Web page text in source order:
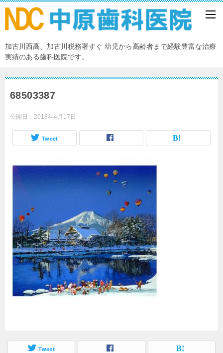
加古川西高、加古川税務署すぐ 幼児から高齢者まで経験豊富な治療
実績のある歯科医院です。
68503387
公開日： 2018年4月17日
Tweet
Tweet